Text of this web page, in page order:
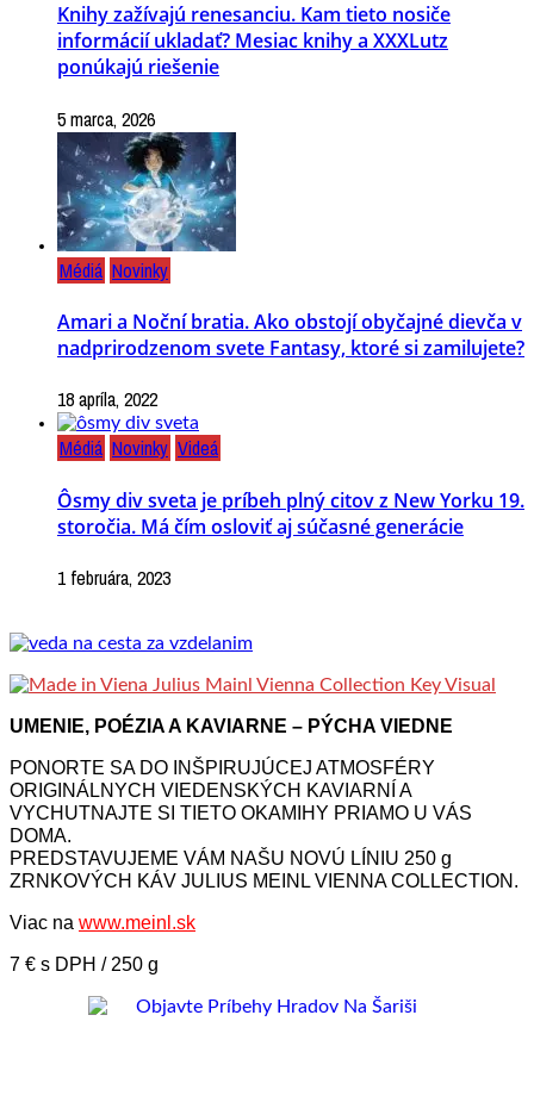
Knihy zažívajú renesanciu. Kam tieto nosiče
informácií ukladať? Mesiac knihy a XXXLutz
ponúkajú riešenie
5 marca, 2026
Médiá Novinky
Amari a Noční bratia. Ako obstojí obyčajné dievča v
nadprirodzenom svete Fantasy, ktoré si zamilujete?
18 apríla, 2022
Médiá Novinky Videá
Ôsmy div sveta je príbeh plný citov z New Yorku 19.
storočia. Má čím osloviť aj súčasné generácie
1 februára, 2023
UMENIE, POÉZIA A KAVIARNE – PÝCHA VIEDNE
PONORTE SA DO INŠPIRUJÚCEJ ATMOSFÉRY
ORIGINÁLNYCH VIEDENSKÝCH KAVIARNÍ A
VYCHUTNAJTE SI TIETO OKAMIHY PRIAMO U VÁS
DOMA.
PREDSTAVUJEME VÁM NAŠU NOVÚ LÍNIU 250 g
ZRNKOVÝCH KÁV JULIUS MEINL VIENNA COLLECTION.
Viac na www.meinl.sk
7 € s DPH / 250 g